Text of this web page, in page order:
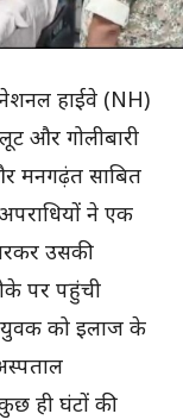
नेशनल हाईवे (NH)
और गोलीबारी
मनगढ़ंत साबित
ने एक
उसकी
पर पहुंची
को इलाज के
ही घंटों की